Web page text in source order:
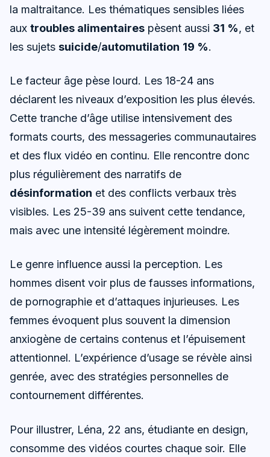
la maltraitance. Les thématiques sensibles liées
aux troubles alimentaires pèsent aussi 31 %, et
les sujets suicide/automutilation 19 %.
Le facteur âge pèse lourd. Les 18-24 ans
déclarent les niveaux d’exposition les plus élevés.
Cette tranche d’âge utilise intensivement des
formats courts, des messageries communautaires
et des flux vidéo en continu. Elle rencontre donc
plus régulièrement des narratifs de
désinformation et des conflicts verbaux très
visibles. Les 25-39 ans suivent cette tendance,
mais avec une intensité légèrement moindre.
Le genre influence aussi la perception. Les
hommes disent voir plus de fausses informations,
de pornographie et d’attaques injurieuses. Les
femmes évoquent plus souvent la dimension
anxiogène de certains contenus et l’épuisement
attentionnel. L’expérience d’usage se révèle ainsi
genrée, avec des stratégies personnelles de
contournement différentes.
Pour illustrer, Léna, 22 ans, étudiante en design,
consomme des vidéos courtes chaque soir. Elle